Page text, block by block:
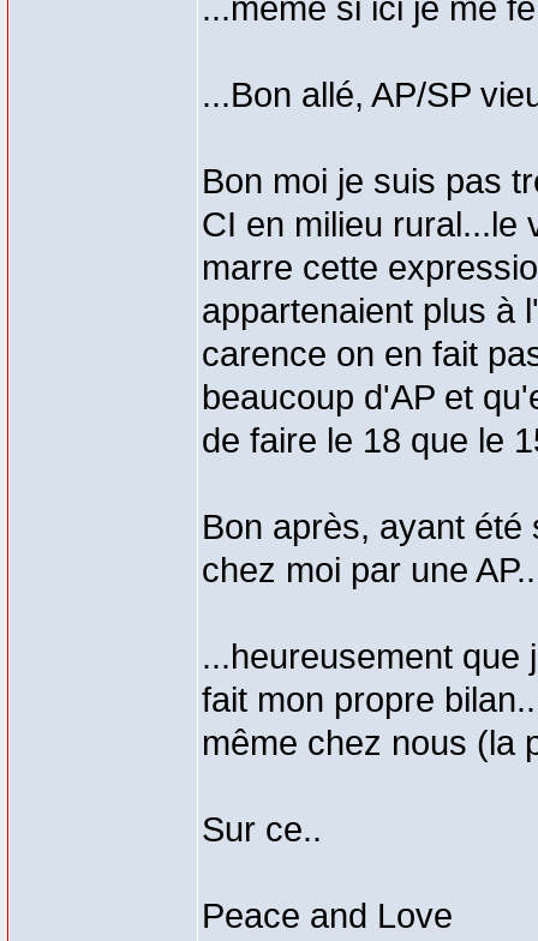
...même si ici je me
...Bon allé, AP/SP
Bon moi je suis pas
CI en milieu rural...le
marre cette
appartenaient plus à
carence on en fait
beaucoup d'AP et
de faire le 18 que le
Bon après, ayant
chez moi par une
...heureusement que
fait mon propre
même chez nous (la
Sur ce..
Peace and Love